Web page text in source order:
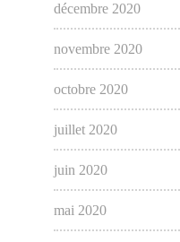
décembre 2020
novembre 2020
octobre 2020
juillet 2020
juin 2020
mai 2020